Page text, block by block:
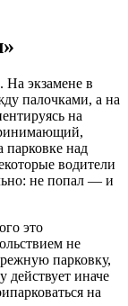
экзамене в
палочками, а на
на
парковке над
водители
не попал — и
это
не
парковку,
иначе
на